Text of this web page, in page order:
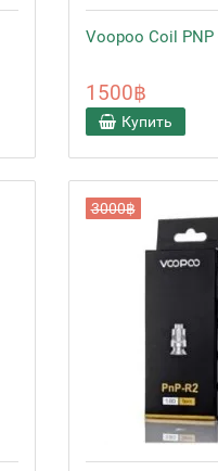
Voopoo Coil PNP
1500฿
Купить
3000฿